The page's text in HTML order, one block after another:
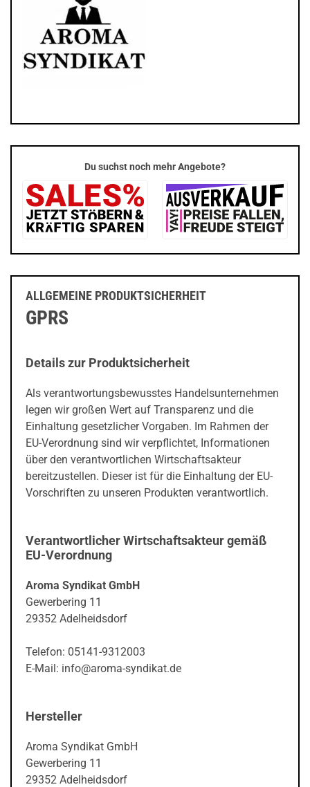
Du suchst noch mehr Angebote?
ALLGEMEINE PRODUKTSICHERHEIT
GPRS
Details zur Produktsicherheit
Als verantwortungsbewusstes Handelsunternehmen
legen wir großen Wert auf Transparenz und die
Einhaltung gesetzlicher Vorgaben. Im Rahmen der
EU-Verordnung sind wir verpflichtet, Informationen
über den verantwortlichen Wirtschaftsakteur
bereitzustellen. Dieser ist für die Einhaltung der EU-
Vorschriften zu unseren Produkten verantwortlich.
Verantwortlicher Wirtschaftsakteur gemäß
EU-Verordnung
Aroma Syndikat GmbH
Gewerbering 11
29352 Adelheidsdorf
Telefon: 05141-9312003
E-Mail: info@aroma-syndikat.de
Hersteller
Aroma Syndikat GmbH
Gewerbering 11
29352 Adelheidsdorf